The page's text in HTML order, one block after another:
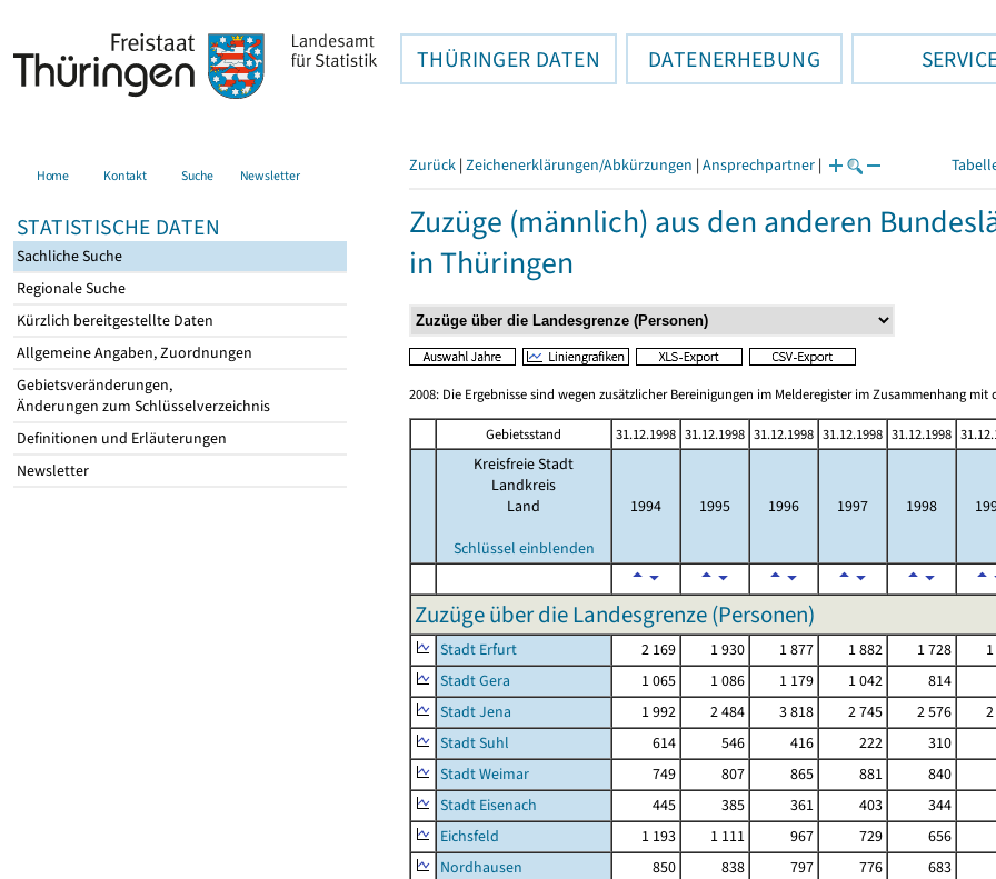
THÜRINGER DATEN DATENERHEBUNG
Home Kontakt Suche Newsletter
STATISTISCHE DATEN
Sachliche Suche
Regionale Suche
Kürzlich bereitgestellte Daten
Allgemeine Angaben, Zuordnungen
Gebietsveränderungen,
Änderungen zum Schlüsselverzeichnis
Definitionen und Erläuterungen
Newsletter
Zurück | Zeichenerklärungen/Abkürzungen | Ansprechpartner |
Zuzüge (männlich) aus den anderen
in Thüringen
2008: Die Ergebnisse sind wegen zusätzlicher Bereinigungen im Melderegister im Zusammenhang
Gebietsstand 31.12.1998 31.12.1998 31.12.1998 31.12.1998 31.12.1998
Kreisfreie Stadt
Landkreis
Land
Schlüssel einblenden
1994 1995 1996 1997 1998
Zuzüge über die Landesgrenze (Personen)
Stadt Erfurt 2 169 1 930 1 877 1 882 1 728
Stadt Gera
1 065 1 086 1 179 1 042 814
Stadt Jena
1 992 2 484 3 818 2 745 2 576
Stadt Suhl
614 546 416 222 310
Stadt Weimar
749 807 865 881 840
Stadt Eisenach
445 385 361 403 344
Eichsfeld
1 193 1 111 967 729 656
Nordhausen
850 838 797 776 683